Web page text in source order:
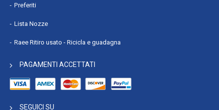
Preferiti
Lista Nozze
Raee Ritiro usato - Ricicla e guadagna
PAGAMENTI ACCETTATI
SEGUICI SU